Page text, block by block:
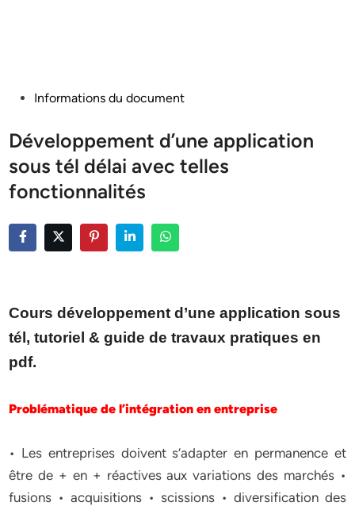
PostedInformations du document
Développement d’une application
sous tél délai avec telles
fonctionnalités
Cours développement d’une application sous
tél, tutoriel & guide de travaux pratiques en
pdf.
Problématique de l’intégration en entreprise
• Les entreprises doivent s’adapter en permanence et
être de + en + réactives aux variations des marchés •
fusions • acquisitions • scissions • diversification des